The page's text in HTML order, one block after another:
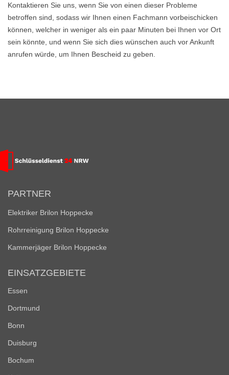
Kontaktieren Sie uns, wenn Sie von einen dieser Probleme
betroffen sind, sodass wir Ihnen einen Fachmann vorbeischicken
können, welcher in weniger als ein paar Minuten bei Ihnen vor Ort
sein könnte, und wenn Sie sich dies wünschen auch vor Ankunft
anrufen würde, um Ihnen Bescheid zu geben.
PARTNER
Elektriker Brilon Hoppecke
Rohrreinigung Brilon Hoppecke
Kammerjäger Brilon Hoppecke
EINSATZGEBIETE
Essen
Dortmund
Bonn
Duisburg
Bochum